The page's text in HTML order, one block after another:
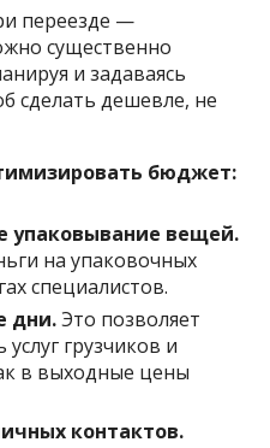
переезде —
существенно
и задаваясь
сделать дешевле, не
бюджет:
упаковывание вещей.
на упаковочных
специалистов.
дни.Это позволяет
грузчиков и
в выходные цены
контактов.